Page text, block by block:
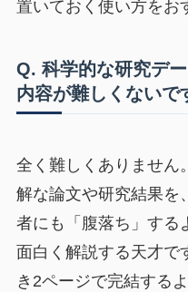
置いておく使い方をお
Q. 科学的な研究デ
内容が難しくないで
全く難しくありません
解な論文や研究結果を
者にも「腹落ち」する
面白く解説する天才で
き2ページで完結する